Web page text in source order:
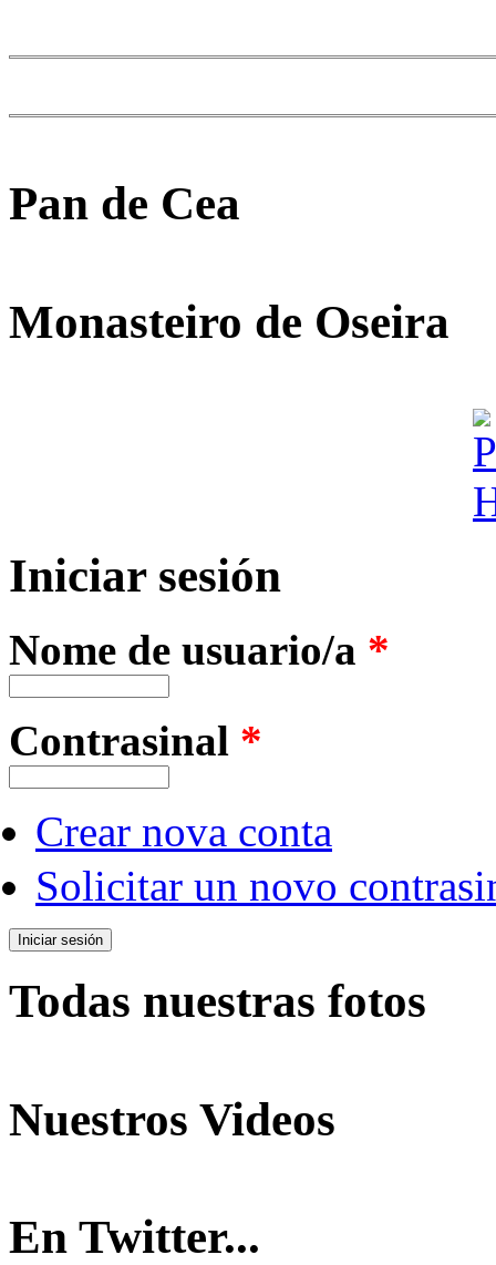
Pan de Cea
Monasteiro de Oseira
Iniciar sesión
Nome de usuario/a *
Contrasinal *
Crear nova conta
Solicitar un novo
Todas nuestras fotos
Nuestros Videos
En Twitter...